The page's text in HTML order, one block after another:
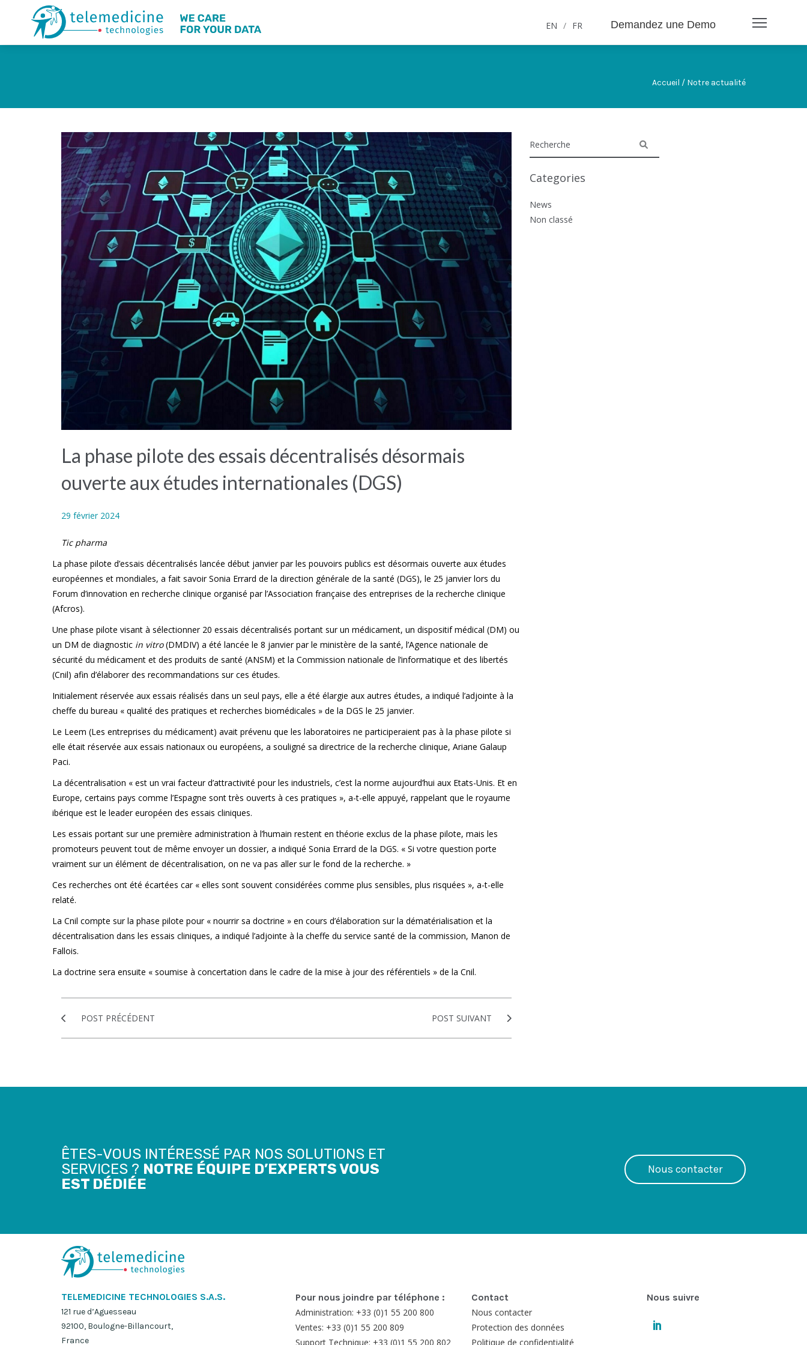
EN / FR Demandez une Demo
Accueil / Notre actualité
La phase pilote des essais décentralisés désormais
ouverte aux études internationales (DGS)
29 février 2024
Tic pharma
La phase pilote d’essais décentralisés lancée début janvier par les pouvoirs publics est désormais ouverte aux études
européennes et mondiales, a fait savoir Sonia Errard de la direction générale de la santé (DGS), le 25 janvier lors du
Forum d’innovation en recherche clinique organisé par l’Association française des entreprises de la recherche clinique
(Afcros).
Une phase pilote visant à sélectionner 20 essais décentralisés portant sur un médicament, un dispositif médical (DM) ou
un DM de diagnostic in vitro(DMDIV) a été lancée le 8 janvier par le ministère de la santé, l’Agence nationale de
sécurité du médicament et des produits de santé (ANSM) et la Commission nationale de l’informatique et des libertés
(Cnil) afin d’élaborer des recommandations sur ces études.
Initialement réservée aux essais réalisés dans un seul pays, elle a été élargie aux autres études, a indiqué l’adjointe à la
cheffe du bureau « qualité des pratiques et recherches biomédicales » de la DGS le 25 janvier.
Le Leem (Les entreprises du médicament) avait prévenu que les laboratoires ne participeraient pas à la phase pilote si
elle était réservée aux essais nationaux ou européens, a souligné sa directrice de la recherche clinique, Ariane Galaup
Paci.
La décentralisation « est un vrai facteur d’attractivité pour les industriels, c’est la norme aujourd’hui aux Etats-Unis. Et en
Europe, certains pays comme l’Espagne sont très ouverts à ces pratiques », a-t-elle appuyé, rappelant que le royaume
ibérique est le leader européen des essais cliniques.
Les essais portant sur une première administration à l’humain restent en théorie exclus de la phase pilote, mais les
promoteurs peuvent tout de même envoyer un dossier, a indiqué Sonia Errard de la DGS. « Si votre question porte
vraiment sur un élément de décentralisation, on ne va pas aller sur le fond de la recherche. »
Ces recherches ont été écartées car « elles sont souvent considérées comme plus sensibles, plus risquées », a-t-elle
relaté.
La Cnil compte sur la phase pilote pour « nourrir sa doctrine » en cours d’élaboration sur la dématérialisation et la
décentralisation dans les essais cliniques, a indiqué l’adjointe à la cheffe du service santé de la commission, Manon de
Fallois.
La doctrine sera ensuite « soumise à concertation dans le cadre de la mise à jour des référentiels » de la Cnil.
POST PRÉCÉDENT POST SUIVANT
Categories
News
Non classé
ÊTES-VOUS INTÉRESSÉ PAR NOS SOLUTIONS ET
SERVICES ? NOTRE ÉQUIPE D’EXPERTS VOUS
EST DÉDIÉE
Nous contacter
TELEMEDICINE TECHNOLOGIES S.A.S.
121 rue d’Aguesseau
92100, Boulogne-Billancourt,
France
Pour nous joindre par téléphone :
Administration: +33 (0)1 55 200 800
Ventes: +33 (0)1 55 200 809
Support Technique: +33 (0)1 55 200 802
Contact
Nous contacter
Protection des données
Politique de confidentialité
Nous suivre